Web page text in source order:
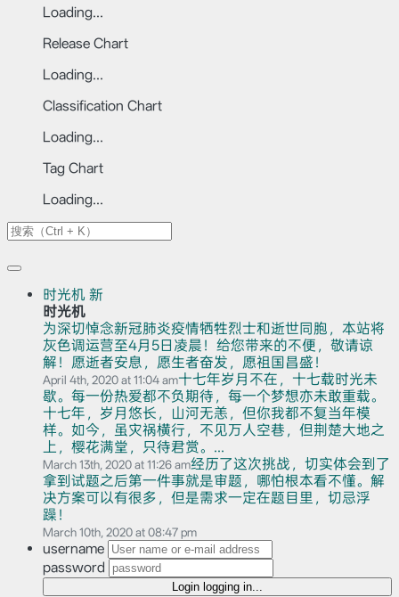
Loading...
Release Chart
Loading...
Classification Chart
Loading...
Tag Chart
Loading...
时光机 新
时光机
为深切悼念新冠肺炎疫情牺牲烈士和逝世同胞，本站将
灰色调运营至4月5日凌晨！给您带来的不便，敬请谅
解！愿逝者安息，愿生者奋发，愿祖国昌盛！
April 4th, 2020 at 11:04 am十七年岁月不在，十七载时光未
歇。每一份热爱都不负期待，每一个梦想亦未敢重载。
十七年，岁月悠长，山河无恙，但你我都不复当年模
样。如今，虽灾祸横行，不见万人空巷，但荆楚大地之
上，樱花满堂，只待君赏。...
March 13th, 2020 at 11:26 am经历了这次挑战，切实体会到了
拿到试题之后第一件事就是审题，哪怕根本看不懂。解
决方案可以有很多，但是需求一定在题目里，切忌浮
躁！
March 10th, 2020 at 08:47 pm
username
password
Login logging in...